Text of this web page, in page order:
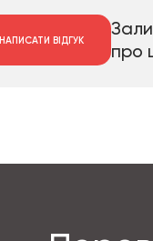
НАПИСАТИ ВІДГУК
про